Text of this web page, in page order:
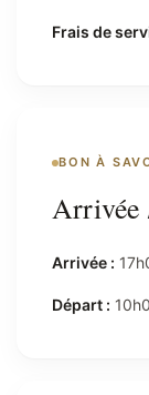
Frais de
BON À
Arrivée
Arrivée :
Départ :